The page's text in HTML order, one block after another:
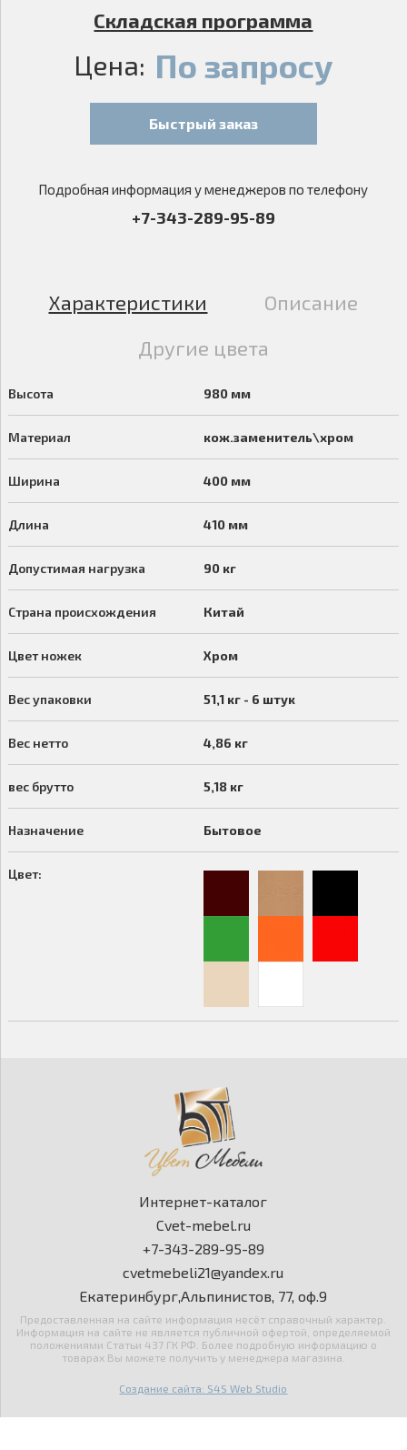
Складская программа
Цена: По запросу
Быстрый заказ
Подробная информация у менеджеров по телефону
+7-343-289-95-89
Характеристики
Описание
Другие цвета
Высота 980 мм
Материал кож.заменитель\хром
Ширина 400 мм
Длина 410 мм
Допустимая нагрузка 90 кг
Страна происхождения Китай
Цвет ножек Хром
Вес упаковки 51,1 кг - 6 штук
Вес нетто 4,86 кг
вес брутто 5,18 кг
Назначение Бытовое
Цвет:
Интернет-каталог
Cvet-mebel.ru
+7-343-289-95-89
cvetmebeli21@yandex.ru
Екатеринбург,Альпинистов, 77, оф.9
Предоставленная на сайте информация несёт справочный характер.
Информация на сайте не является публичной офертой, определяемой
положениями Статьи 437 ГК РФ. Более подробную информацию о
товарах Вы можете получить у менеджера магазина.
Создание сайта: S4S Web Studio